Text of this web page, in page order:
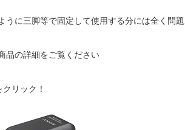
うに三脚等で固定して使用する分には全く問題
品の詳細をご覧ください
リック！